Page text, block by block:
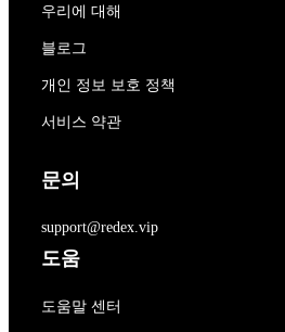
우리에 대해
블로그
개인 정보 보호 정책
서비스 약관
문의
support@redex.vip
도움
도움말 센터